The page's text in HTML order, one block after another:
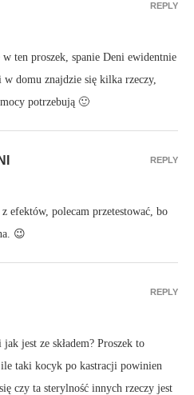
ten proszek, spanie Deni ewidentnie
w domu znajdzie się kilka rzeczy,
potrzebują 🙂
REPLY
efektów, polecam przetestować, bo
😉
REPLY
jest ze składem? Proszek to
taki kocyk po kastracji powinien
czy ta sterylność innych rzeczy jest
REPLY